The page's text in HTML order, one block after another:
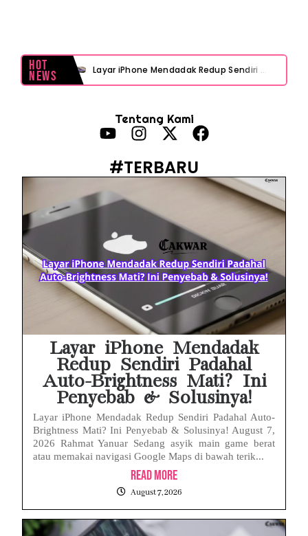
Hot
News Layar iPhone Mendadak Redup Sendiri Padahal Auto-Brightness Mati? Ini Penyebab & Solusinya!
Prabowo Sebut ‘Londo Ireng’, Ray Rangkuti Desak DPR Bersikap, Ini Ulasan Politiknya
MAKI Soroti Penahanan Eks Jampidsus Febrie Adriansyah Tanpa Rompi Pink
Babak Baru Kasus Febrie Adriansyah, Rencana Praperadilan Penyitaan Emas dan Uang Tunai Jadi Sorotan
Baterai Apple Watch Cepat Boros? Ini Penyebab dan Cara Mengatasinya
HP Huawei Cepat Panas? Ini Penyebab Utama dan Cara Mengatasinya
Tentang Kami
#TERBARU
Layar iPhone Mendadak
Redup Sendiri Padahal
Auto-Brightness Mati? Ini
Penyebab & Solusinya!
Layar iPhone Mendadak Redup Sendiri Padahal Auto-
Brightness Mati? Ini Penyebab & Solusinya! August 7,
2026 Rahmat Yanuar Sedang asyik main game berat
atau memakai navigasi Google Maps di bawah terik...
Read More
August 7, 2026